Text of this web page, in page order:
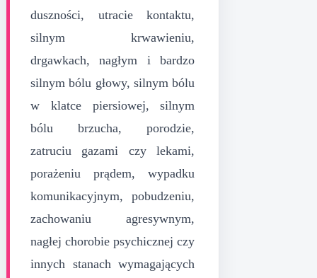
duszności, utracie kontaktu,
silnym krwawieniu,
drgawkach, nagłym i bardzo
silnym bólu głowy, silnym bólu
w klatce piersiowej, silnym
bólu brzucha, porodzie,
zatruciu gazami czy lekami,
porażeniu prądem, wypadku
komunikacyjnym, pobudzeniu,
zachowaniu agresywnym,
nagłej chorobie psychicznej czy
innych stanach wymagających